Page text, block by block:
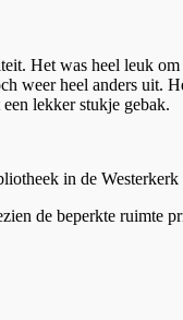
Het was heel leuk
weer heel anders uit.
lekker stukje gebak.
in de
de beperkte ruimte